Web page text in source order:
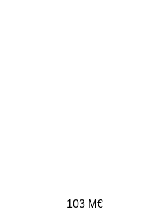
103 M€